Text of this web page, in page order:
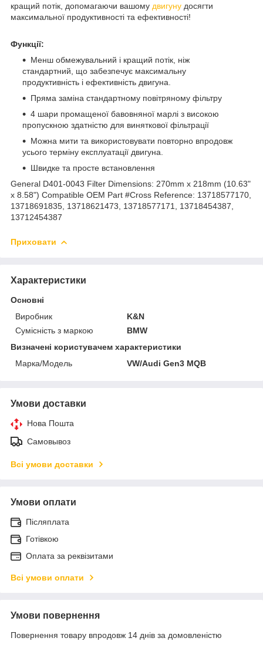
кращий потік, допомагаючи вашому двигуну досягти
максимальної продуктивності та ефективності!
Функції:
Менш обмежувальний і кращий потік, ніж
стандартний, що забезпечує максимальну
продуктивність і ефективність двигуна.
Пряма заміна стандартному повітряному фільтру
4 шари промащеної бавовняної марлі з високою
пропускною здатністю для виняткової фільтрації
Можна мити та використовувати повторно впродовж
усього терміну експлуатації двигуна.
Швидке та просте встановлення
General D401-0043 Filter Dimensions: 270mm x 218mm (10.63"
x 8.58") Compatible OEM Part #Cross Reference: 13718577170,
13718691835, 13718621473, 13718577171, 13718454387,
13712454387
Приховати
Характеристики
Основні
Виробник
K&N
Сумісність з маркою
BMW
Визначені користувачем характеристики
Марка/Модель
VW/Audi Gen3 MQB
Умови доставки
Нова Пошта
Самовывоз
Всі умови доставки
Умови оплати
Післяплата
Готівкою
Оплата за реквізитами
Всі умови оплати
Умови повернення
Повернення товару впродовж 14 днів за домовленістю